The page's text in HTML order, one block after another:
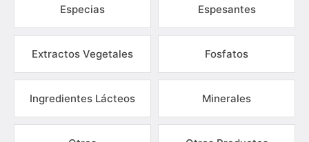
Especias Espesantes
Extractos Vegetales Fosfatos
Ingredientes Lácteos Minerales